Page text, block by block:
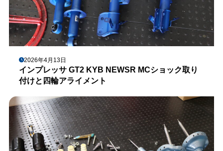
2026年4月13日
インプレッサ GT2 KYB NEWSR MCショック取り
付けと四輪アライメント